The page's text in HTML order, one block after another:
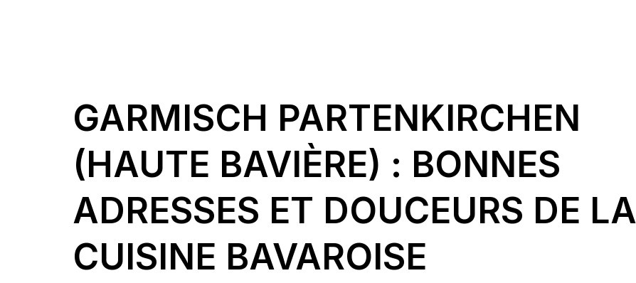
GARMISCH PARTENKIRCHEN
(HAUTE BAVIÈRE) : BONNES
ADRESSES ET DOUCEURS DE LA
CUISINE BAVAROISE